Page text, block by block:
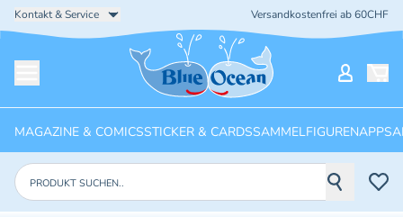
Kontakt & Service Versandkostenfrei ab 60CHF
Startseite
MAGAZINE & COMICSSTICKER & CARDSSAMMELFIGURENAPPS
Produkte suchen